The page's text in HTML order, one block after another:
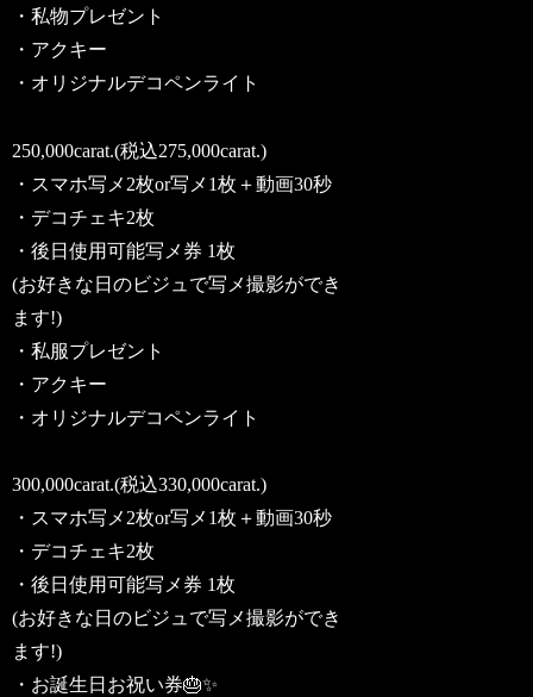
・私物プレゼント
・アクキー
・オリジナルデコペンライト
250,000carat.(税込275,000carat.)
・スマホ写メ2枚or写メ1枚＋動画30秒
・デコチェキ2枚
・後日使用可能写メ券 1枚
(お好きな日のビジュで写メ撮影ができ
ます!)
・私服プレゼント
・アクキー
・オリジナルデコペンライト
300,000carat.(税込330,000carat.)
・スマホ写メ2枚or写メ1枚＋動画30秒
・デコチェキ2枚
・後日使用可能写メ券 1枚
(お好きな日のビジュで写メ撮影ができ
ます!)
・お誕生日お祝い券🎂✨️